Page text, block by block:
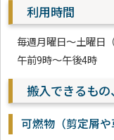
利用時間
毎週月曜日～土曜日
午前9時～午後4時
搬入できるもの
可燃物（剪定屑